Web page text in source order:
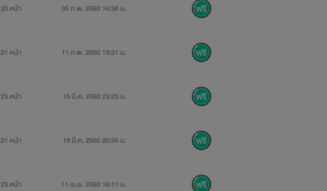
20 หน้า 05 ก.พ. 2560 16:38 น.
21 หน้า 11 ก.พ. 2560 19:21 น.
23 หน้า 15 มี.ค. 2560 23:23 น.
21 หน้า 19 มี.ค. 2560 20:35 น.
23 หน้า 11 เม.ย. 2560 16:11 น.